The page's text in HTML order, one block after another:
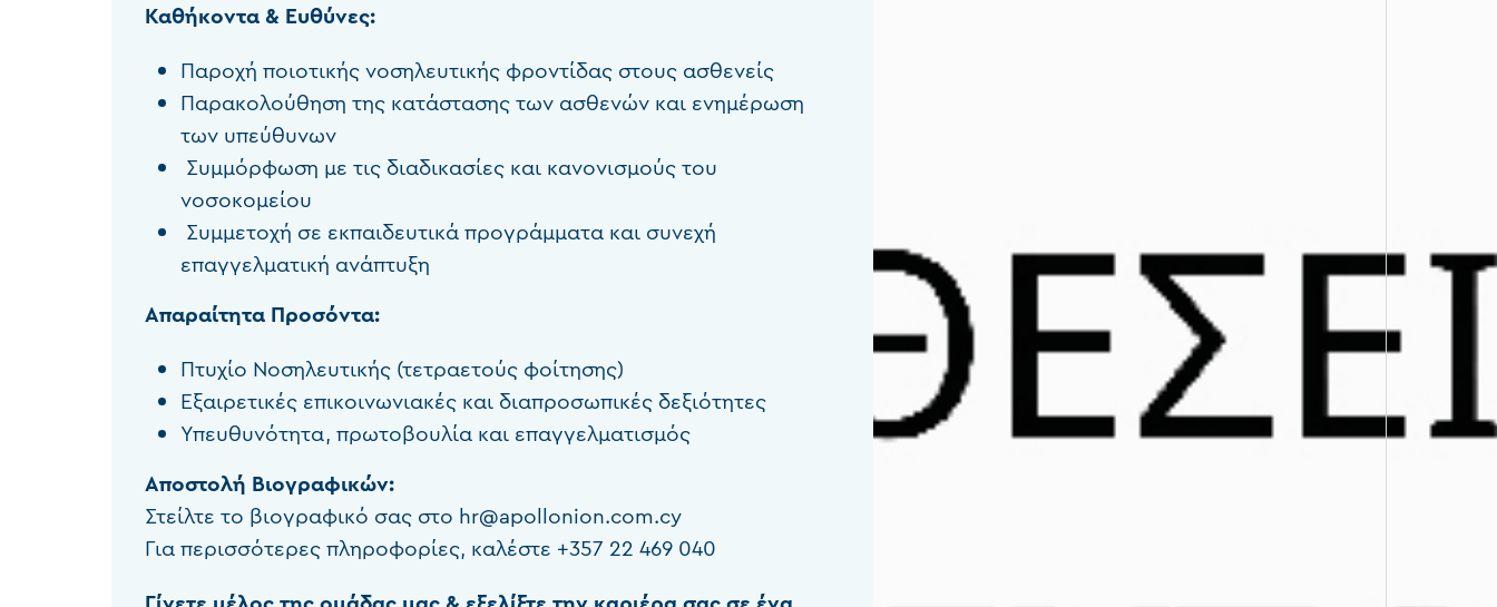
Καθήκοντα & Ευθύνες:
Παροχή ποιοτικής νοσηλευτικής φροντίδας στους ασθενείς
Παρακολούθηση της κατάστασης των ασθενών και ενημέρωση
των υπεύθυνων
Συμμόρφωση με τις διαδικασίες και κανονισμούς του
νοσοκομείου
Συμμετοχή σε εκπαιδευτικά προγράμματα και συνεχή
επαγγελματική ανάπτυξη
Απαραίτητα Προσόντα:
Πτυχίο Νοσηλευτικής (τετραετούς φοίτησης)
Εξαιρετικές επικοινωνιακές και διαπροσωπικές δεξιότητες
Υπευθυνότητα, πρωτοβουλία και επαγγελματισμός
Αποστολή Βιογραφικών:
Στείλτε το βιογραφικό σας στο hr@apollonion.com.cy
Για περισσότερες πληροφορίες, καλέστε +357 22 469 040